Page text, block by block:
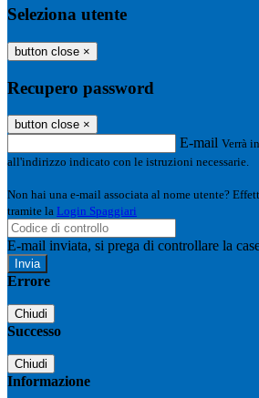
Seleziona utente
button close ×
Recupero password
button close ×
E-mail Verrà
all'indirizzo indicato con le istruzioni necessarie.
Non hai una e-mail associata al nome utente?
tramite la Login Spaggiari
E-mail inviata, si prega di controllare la
Errore
Chiudi
Successo
Chiudi
Informazione